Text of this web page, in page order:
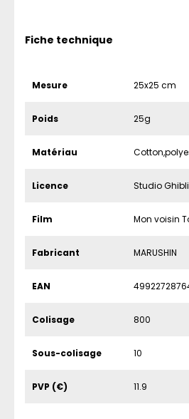
Fiche technique
Mesure 25x25 cm
Poids 25g
Matériau
Licence Studio Ghibli
Film Mon voisin
Fabricant MARUSHIN
EAN
Colisage 800
Sous-colisage 10
PVP (€) 11.9